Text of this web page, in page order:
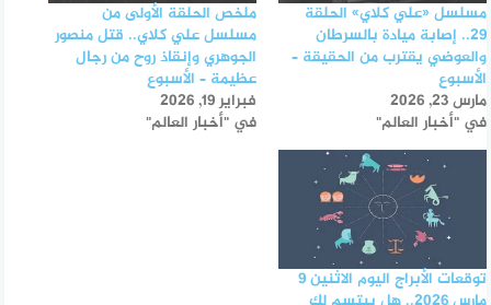
مسلسل «علي كلاي» الحلقة
29.. إصابة ميادة بالسرطان
والعوضي يقترب من الحقيقة –
الأسبوع
مارس 23, 2026
في "أخبار العالم"
ملخص الحلقة الأولى من
مسلسل علي كلاي.. قتل منصور
الجوهري وإنقاذ روح من رجال
عظيمة – الأسبوع
فبراير 19, 2026
في "أخبار العالم"
توقعات الأبراج اليوم الاثنين 9